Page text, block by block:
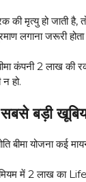
की मृत्यु हो जाती
लगाना जरूरी होता
कंपनी ₹2 लाख
हो.
बड़ी
बीमा योजना कई
में ₹2 लाख का